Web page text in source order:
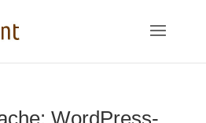
WordPress-